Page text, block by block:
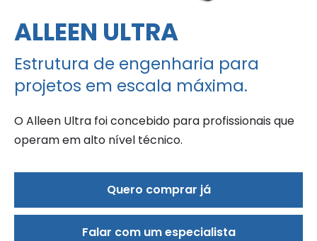
ALLEEN ULTRA
Estrutura de engenharia para
projetos em escala máxima.
O Alleen Ultra foi concebido para profissionais que
operam em alto nível técnico.
Quero comprar já
Falar com um especialista